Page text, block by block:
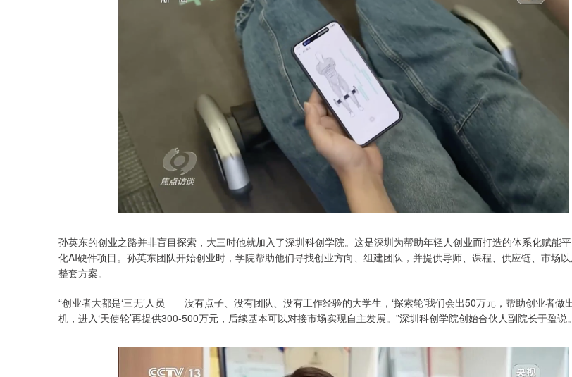
孙英东的创业之路并非盲目探索，大三时他就加入了深圳科创学院。这是深圳为帮助年轻人创业而打造的体系化赋能
化AI硬件项目。孙英东团队开始创业时，学院帮助他们寻找创业方向、组建团队，并提供导师、课程、供应链、市场
整套方案。
“创业者大都是‘三无’人员——没有点子、没有团队、没有工作经验的大学生，‘探索轮’我们会出50万元，帮助创业者做
机，进入‘天使轮’再提供300-500万元，后续基本可以对接市场实现自主发展。”深圳科创学院创始合伙人副院长于盈说。